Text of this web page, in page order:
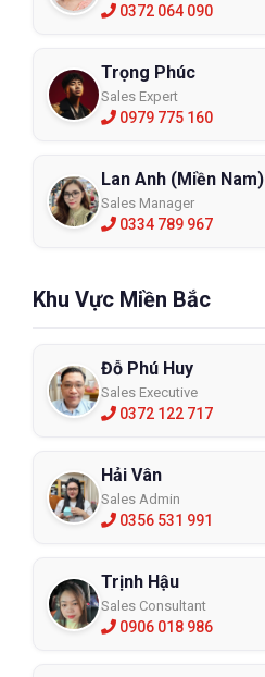
0372 064 090
Trọng Phúc
Sales Expert
0979 775 160
Lan Anh (Miền Nam)
Sales Manager
0334 789 967
Khu Vực Miền Bắc
Đỗ Phú Huy
Sales Executive
0372 122 717
Hải Vân
Sales Admin
0356 531 991
Trịnh Hậu
Sales Consultant
0906 018 986